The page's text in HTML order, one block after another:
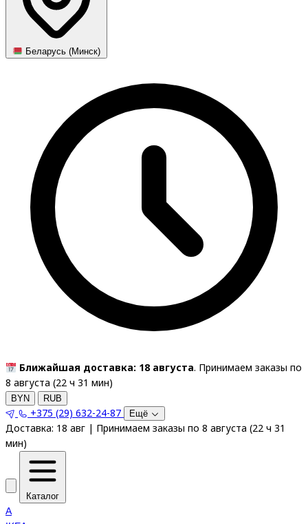
Беларусь (Минск)
Ближайшая доставка: 18 августа. Принимаем заказы по
8 августа (22 ч 31 мин)
BYN RUB
+375 (29) 632-24-87 Ещё
Доставка: 18 авг | Принимаем заказы по 8 августа (22 ч 31
мин)
Каталог
A